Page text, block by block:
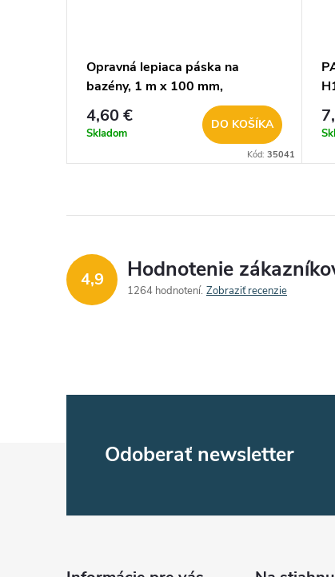
Opravná lepiaca páska na
bazény, 1 m x 100 mm,
transparentná F6100
4,60 €
Skladom
DO KOŠÍKA
Kód:35041
4,9 Hodnotenie
1264 hodnotení Zobraziť recenzie
Odoberať newsletter